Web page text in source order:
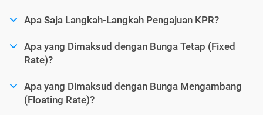
Apa Saja Langkah-Langkah Pengajuan KPR?
Apa yang Dimaksud dengan Bunga Tetap (Fixed
Rate)?
Apa yang Dimaksud dengan Bunga Mengambang
(Floating Rate)?